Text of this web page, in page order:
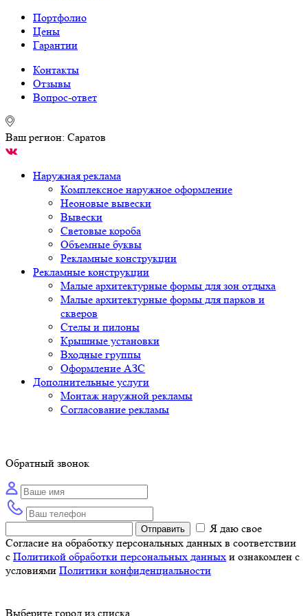
Портфолио
Цены
Гарантии
Контакты
Отзывы
Вопрос-ответ
Ваш регион: Саратов
Наружная реклама
Комплексное наружное оформление
Неоновые вывески
Вывески
Световые короба
Объемные буквы
Рекламные конструкции
Рекламные конструкции
Малые архитектурные формы для зон отдыха
Малые архитектурные формы для парков и
скверов
Стелы и пилоны
Крышные установки
Входные группы
Оформление АЗС
Дополнительные услуги
Монтаж наружной рекламы
Согласование рекламы
Обратный звонок
Отправить
Я даю свое
Согласие на обработку персональных данных в соответствии
с Политикой обработки персональных данных и ознакомлен с
условиями Политики конфиденциальности
Выберите город из списка